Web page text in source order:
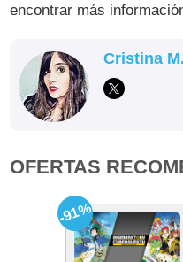
encontrar más
Cristina
OFERTAS
-91%